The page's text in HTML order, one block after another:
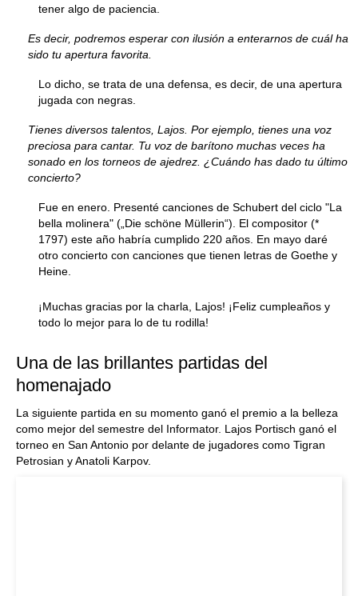
tener algo de paciencia.
Es decir, podremos esperar con ilusión a enterarnos de cuál ha
sido tu apertura favorita.
Lo dicho, se trata de una defensa, es decir, de una apertura
jugada con negras.
Tienes diversos talentos, Lajos. Por ejemplo, tienes una voz
preciosa para cantar. Tu voz de barítono muchas veces ha
sonado en los torneos de ajedrez. ¿Cuándo has dado tu último
concierto?
Fue en enero. Presenté canciones de Schubert del ciclo "La
bella molinera" („Die schöne Müllerin“). El compositor (*
1797) este año habría cumplido 220 años. En mayo daré
otro concierto con canciones que tienen letras de Goethe y
Heine.
¡Muchas gracias por la charla, Lajos! ¡Feliz cumpleaños y
todo lo mejor para lo de tu rodilla!
Una de las brillantes partidas del
homenajado
La siguiente partida en su momento ganó el premio a la belleza
como mejor del semestre del Informator. Lajos Portisch ganó el
torneo en San Antonio por delante de jugadores como Tigran
Petrosian y Anatoli Karpov.